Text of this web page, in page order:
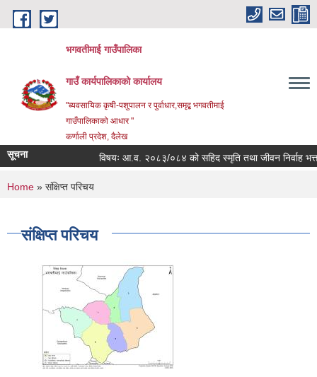
Skip to main content
भगवतीमाई गाउँपालिका
गाउँ कार्यपालिकाको कार्यालय
"ब्यवसायिक कृषी-पशुपालन र पुर्वाधार,समृद्ब भगवतीमाई
गाउँपालिकाको आधार "
कर्णाली प्रदेश, दैलेख
सूचना विषयः आ.व. २०८३/०८४ को सहिद स्मृति तथा जीवन निर्वाह भत्ता
You are here
Home » संक्षिप्त परिचय
संक्षिप्त परिचय